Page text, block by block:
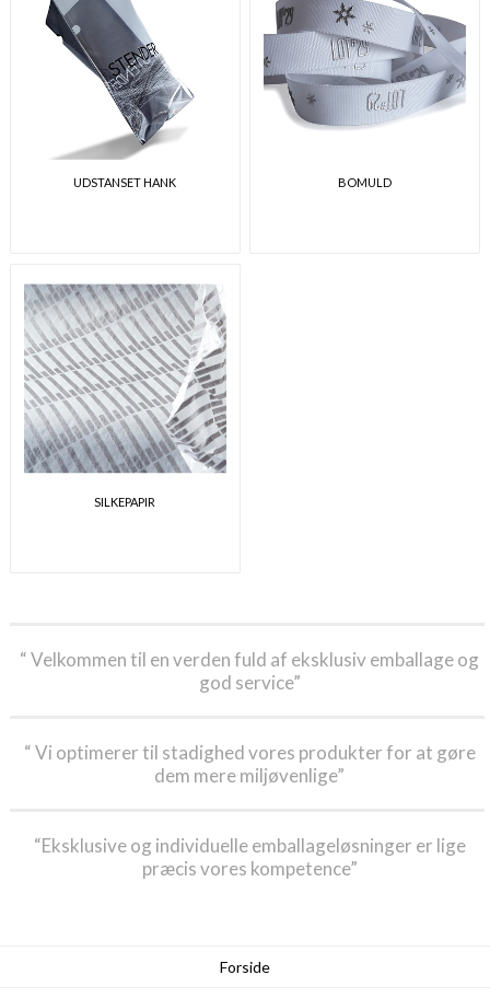
UDSTANSET HANK BOMULD
SILKEPAPIR
“ Velkommen til en verden fuld af eksklusiv emballage og
god service”
“ Vi optimerer til stadighed vores produkter for at gøre
dem mere miljøvenlige”
“Eksklusive og individuelle emballageløsninger er lige
præcis vores kompetence”
Forside